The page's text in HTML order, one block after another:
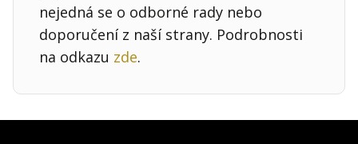
nejedná se o odborné rady nebo
doporučení z naší strany. Podrobnosti
na odkazu zde.